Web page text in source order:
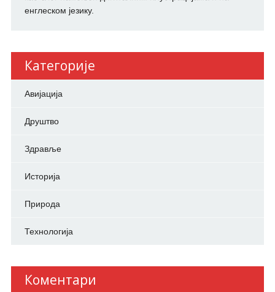
енглеском језику.
Категорије
Авијација
Друштво
Здравље
Историја
Природа
Технологија
Коментари